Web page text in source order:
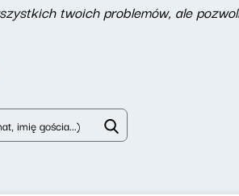
twoich problemów, ale